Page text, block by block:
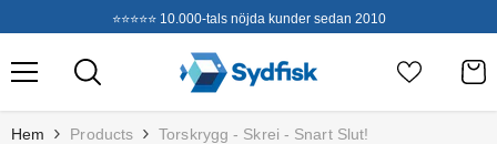
⭐⭐⭐⭐⭐ 10.000-tals nöjda kunder sedan 2010
Hem Products Torskrygg - Skrei - Snart Slut!